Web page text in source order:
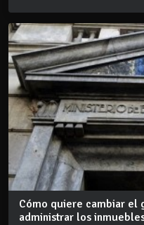
Cómo quiere cambiar el
administrar los